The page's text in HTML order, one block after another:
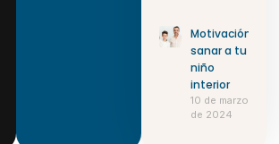
Motivación:
sanar a tu
niño
interior
10 de marzo
de 2024